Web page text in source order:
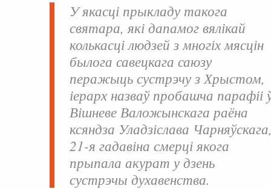
У якасці прыкладу такога
святара, які дапамог вялікай
колькасці людзей з многіх мясцін
былога савецкага саюзу
перажыць сустрэчу з Хрыстом,
іерарх назваў пробашча парафіі
Вішневе Валожынскага раёна
ксяндза Уладзіслава Чарняўскага
21-я гадавіна смерці якога
прыпала акурат у дзень
сустрэчы духавенства.